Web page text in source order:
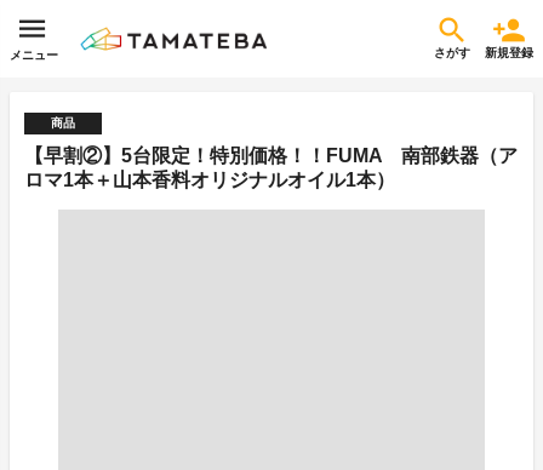
メニュー さがす 新規登録
商品
【早割②】5台限定！特別価格！！FUMA 南部鉄器（ア
ロマ1本＋山本香料オリジナルオイル1本）